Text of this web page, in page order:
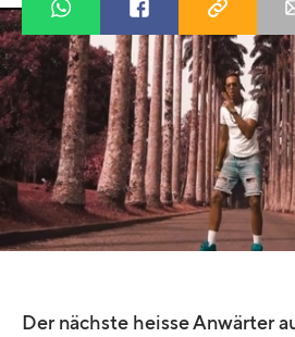
Der nächste heisse Anwärter